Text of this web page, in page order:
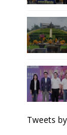
Tweets